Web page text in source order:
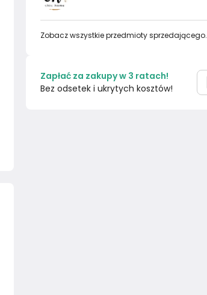
Zobacz wszystkie przedmioty sprzedającego.
Zapłać za zakupy w 3 ratach!
Bez odsetek i ukrytych kosztów!